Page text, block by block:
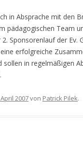
in Absprache mit den
pädagogischen Team
Sponsorenlauf der Ev.
erfolgreiche
in regelmäßigen
2007von Patrick Pilek.